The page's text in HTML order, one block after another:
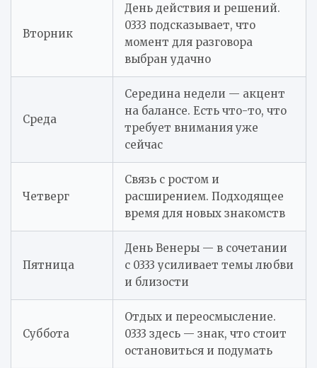
Вторник
День действия и решений.
0333 подсказывает, что
момент для разговора
выбран удачно
Среда
Середина недели — акцент
на балансе. Есть что-то, что
требует внимания уже
сейчас
Четверг
Связь с ростом и
расширением. Подходящее
время для новых знакомств
Пятница
День Венеры — в сочетании
с 0333 усиливает темы любви
и близости
Суббота
Отдых и переосмысление.
0333 здесь — знак, что стоит
остановиться и подумать